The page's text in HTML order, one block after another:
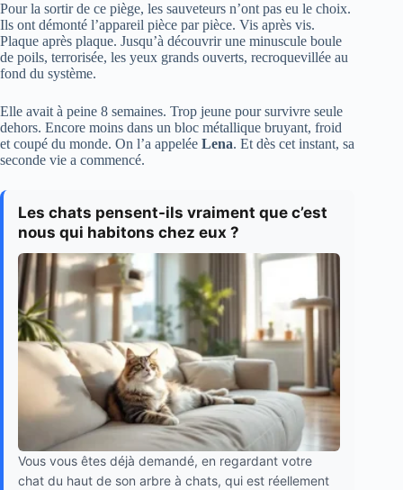
Pour la sortir de ce piège, les sauveteurs n’ont pas eu le choix.
Ils ont démonté l’appareil pièce par pièce. Vis après vis.
Plaque après plaque. Jusqu’à découvrir une minuscule boule
de poils, terrorisée, les yeux grands ouverts, recroquevillée au
fond du système.
Elle avait à peine 8 semaines. Trop jeune pour survivre seule
dehors. Encore moins dans un bloc métallique bruyant, froid
et coupé du monde. On l’a appelée Lena. Et dès cet instant, sa
seconde vie a commencé.
Les chats pensent-ils vraiment que c’est
nous qui habitons chez eux ?
Vous vous êtes déjà demandé, en regardant votre
chat du haut de son arbre à chats, qui est réellement